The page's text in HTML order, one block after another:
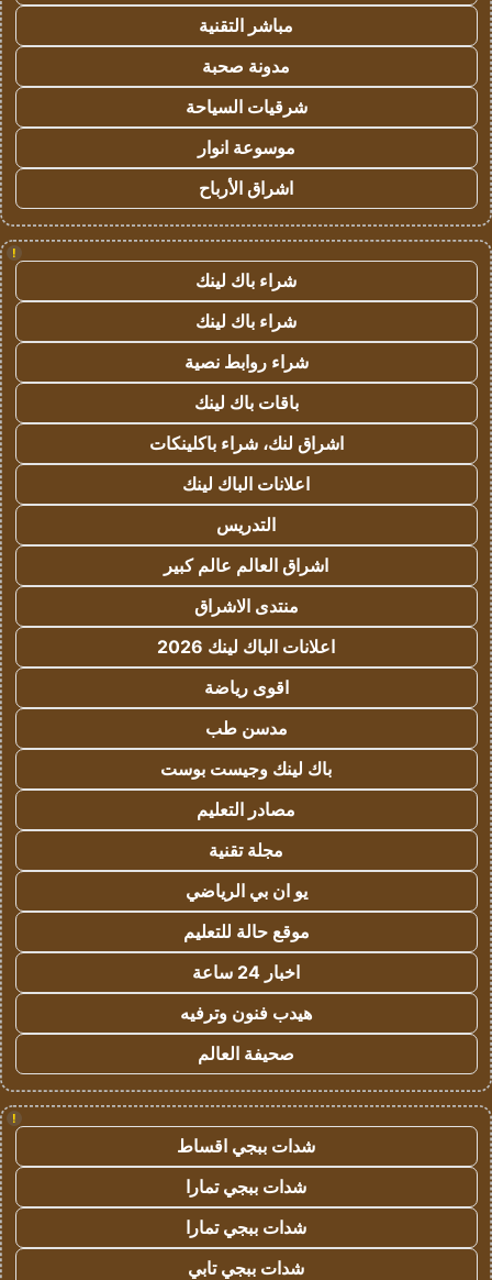
مباشر التقنية
مدونة صحبة
شرقيات السياحة
موسوعة انوار
اشراق الأرباح
!
شراء باك لينك
شراء باك لينك
شراء روابط نصية
باقات باك لينك
اشراق لنك، شراء باكلينكات
اعلانات الباك لينك
التدريس
اشراق العالم عالم كبير
منتدى الاشراق
اعلانات الباك لينك 2026
اقوى رياضة
مدسن طب
باك لينك وجيست بوست
مصادر التعليم
مجلة تقنية
يو ان بي الرياضي
موقع حالة للتعليم
اخبار 24 ساعة
هيدب فنون وترفيه
صحيفة العالم
!
شدات ببجي اقساط
شدات ببجي تمارا
شدات ببجي تمارا
شدات ببجي تابي